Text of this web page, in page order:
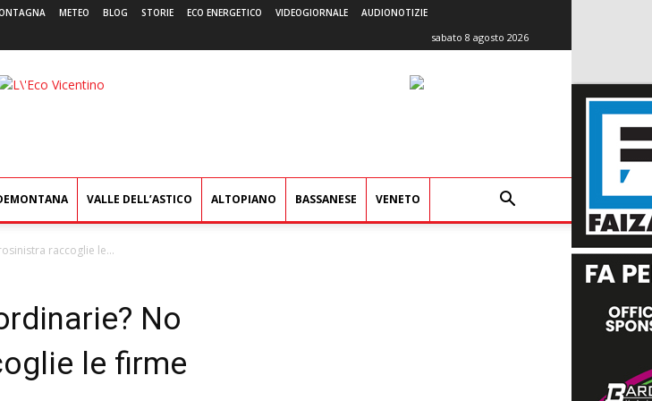
METEO BLOG STORIE ECO ENERGETICO VIDEOGIORNALE AUDIONOTIZIE
sabato 8 agosto 2026
L'Eco
VALLE DELL’ASTICO ALTOPIANO BASSANESE VENETO
raccoglie le...
No
le firme